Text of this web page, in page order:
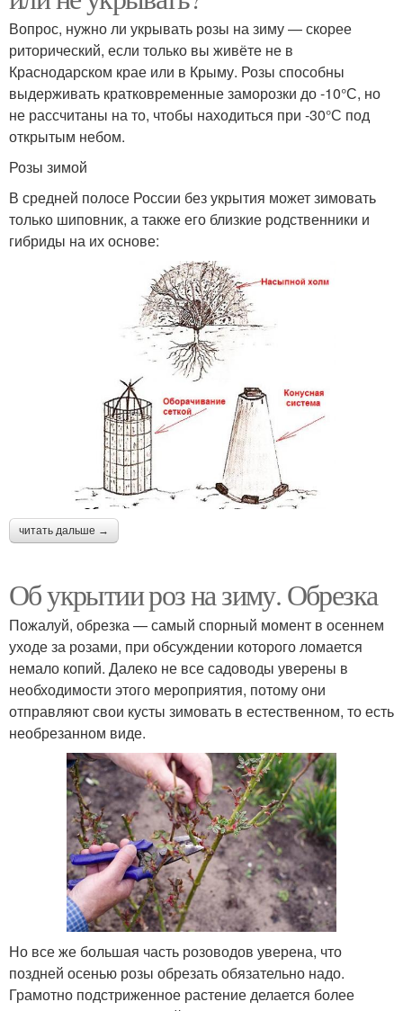
Вопрос, нужно ли укрывать розы на зиму — скорее
риторический, если только вы живёте не в
Краснодарском крае или в Крыму. Розы способны
выдерживать кратковременные заморозки до -10°С, но
не рассчитаны на то, чтобы находиться при -30°С под
открытым небом.
Розы зимой
В средней полосе России без укрытия может зимовать
только шиповник, а также его близкие родственники и
гибриды на их основе:
читать дальше →
Об укрытии роз на зиму. Обрезка
Пожалуй, обрезка — самый спорный момент в осеннем
уходе за розами, при обсуждении которого ломается
немало копий. Далеко не все садоводы уверены в
необходимости этого мероприятия, потому они
отправляют свои кусты зимовать в естественном, то есть
необрезанном виде.
Но все же большая часть розоводов уверена, что
поздней осенью розы обрезать обязательно надо.
Грамотно подстриженное растение делается более